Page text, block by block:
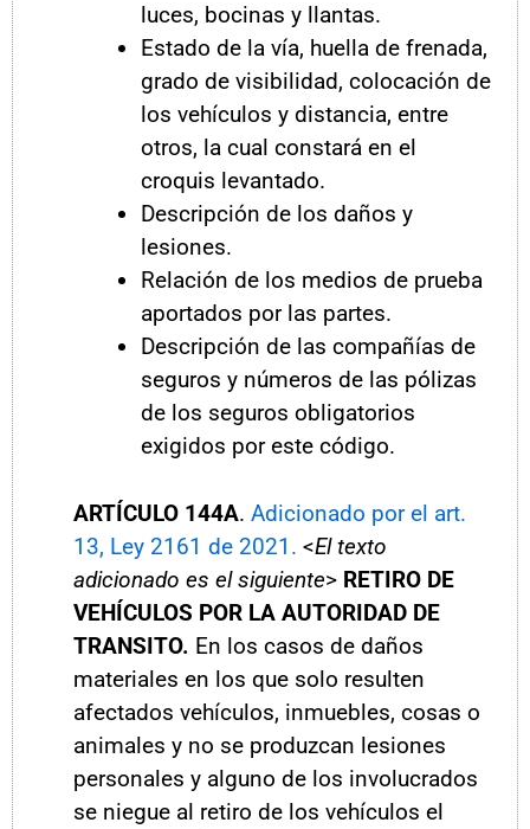
luces, bocinas y llantas.
Estado de la vía, huella de frenada,
grado de visibilidad, colocación de
los vehículos y distancia, entre
otros, la cual constará en el
croquis levantado.
Descripción de los daños y
lesiones.
Relación de los medios de prueba
aportados por las partes.
Descripción de las compañías de
seguros y números de las pólizas
de los seguros obligatorios
exigidos por este código.
ARTÍCULO 144A. Adicionado por el art.
13, Ley 2161 de 2021. <El texto
adicionado es el siguiente> RETIRO DE
VEHÍCULOS POR LA AUTORIDAD DE
TRANSITO. En los casos de daños
materiales en los que solo resulten
afectados vehículos, inmuebles, cosas o
animales y no se produzcan lesiones
personales y alguno de los involucrados
se niegue al retiro de los vehículos el